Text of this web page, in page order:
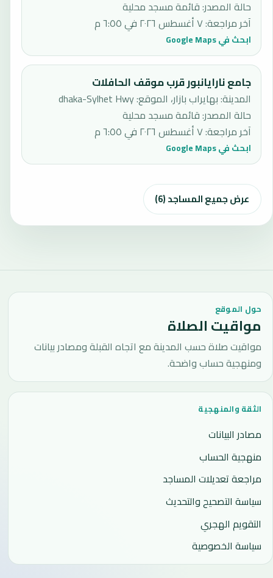
حالة المصدر:قائمة مسجد محلية
آخر مراجعة:٧ أغسطس ٢٠٢٦ في ٦:٥٥ م
ابحث في Google Maps
جامع نارايانبور قرب موقف الحافلات
المدينة: بهايراب بازار، الموقع: dhaka-Sylhet Hwy
حالة المصدر:قائمة مسجد محلية
آخر مراجعة:٧ أغسطس ٢٠٢٦ في ٦:٥٥ م
ابحث في Google Maps
عرض جميع المساجد (6)
حول الموقع
مواقيت الصلاة
مواقيت صلاة حسب المدينة مع اتجاه القبلة ومصادر بيانات
ومنهجية حساب واضحة.
الثقة والمنهجية
مصادر البيانات
منهجية الحساب
مراجعة تعديلات المساجد
سياسة التصحيح والتحديث
التقويم الهجري
سياسة الخصوصية